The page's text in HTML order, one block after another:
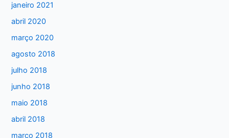
janeiro 2021
abril 2020
março 2020
agosto 2018
julho 2018
junho 2018
maio 2018
abril 2018
março 2018